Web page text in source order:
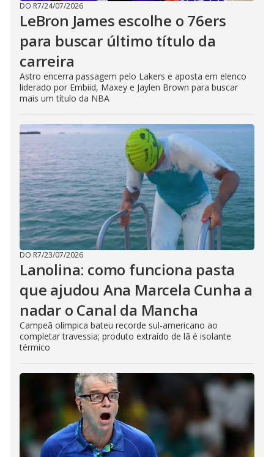
DO R7/24/07/2026
LeBron James escolhe o 76ers
para buscar último título da
carreira
Astro encerra passagem pelo Lakers e aposta em elenco
liderado por Embiid, Maxey e Jaylen Brown para buscar
mais um título da NBA
DO R7/23/07/2026
Lanolina: como funciona pasta
que ajudou Ana Marcela Cunha a
nadar o Canal da Mancha
Campeã olímpica bateu recorde sul-americano ao
completar travessia; produto extraído de lã é isolante
térmico